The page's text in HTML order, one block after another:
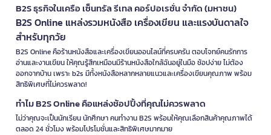
B2S ธุรกิจในเครือ เซ็นทรัล รีเทล คอร์ปอเรชั่น จำกัด (มหาชน)
B2S Online แหล่งรวมหนังสือ เครื่องเขียน และแรงบันดาลใจ
สำหรับทุกวัย
B2S Online คือร้านหนังสือและเครื่องเขียนออนไลน์ที่ครบครัน ตอบโจทย์คนรักการ
อ่านและงานเขียน ให้คุณรู้สึกเหมือนมีร้านหนังสือใกล้ฉันอยู่ในมือ ช้อปง่าย ไม่ต้อง
ออกจากบ้าน เพราะ b2s มีทั้งหนังสือหลากหลายแนวและเครื่องเขียนคุณภาพ พร้อม
สิทธิพิเศษที่ไม่ควรพลาด!
ทำไม B2S Online คือแหล่งช้อปปิ้งที่คุณไม่ควรพลาด
ไม่ว่าคุณจะเป็นนักเรียน นักศึกษา คนทำงาน B2S พร้อมให้คุณเลือกสินค้าคุณภาพได้
ตลอด 24 ชั่วโมง พร้อมโปรโมชั่นและสิทธิพิเศษมากมาย